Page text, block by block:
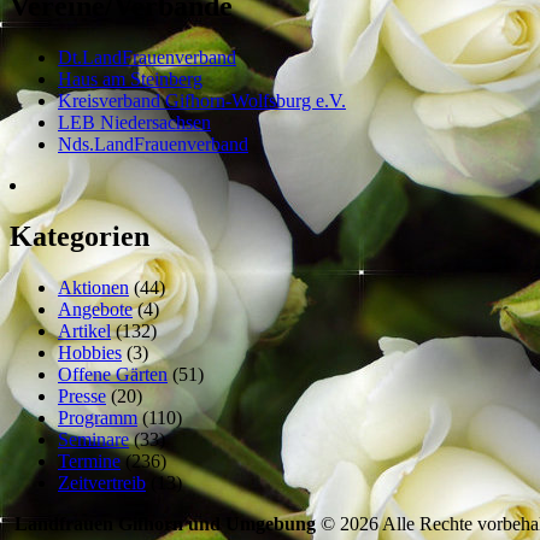
Vereine/Verbände
Dt.LandFrauenverband
Haus am Steinberg
Kreisverband Gifhorn-Wolfsburg e.V.
LEB Niedersachsen
Nds.LandFrauenverband
Kategorien
Aktionen(44)
Angebote(4)
Artikel(132)
Hobbies (3)
Offene Gärten (51)
Presse (20)
Programm(110)
Seminare(33)
Termine(236)
Zeitvertreib (13)
Landfrauen Gifhorn und Umgebung © 2026 Alle Rechte